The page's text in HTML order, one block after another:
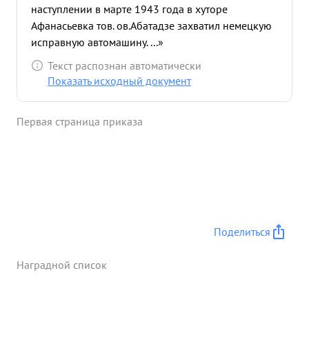
наступлении в марте 1943 года в хуторе
Афанасьевка тов. ов.Абатадзе захватил немецкую
исправную автомашину. ...»
Текст распознан автоматически
Показать исходный документ
Первая страница приказа
Поделиться
Наградной список